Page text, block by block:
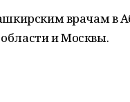
врачам в
и Москвы.